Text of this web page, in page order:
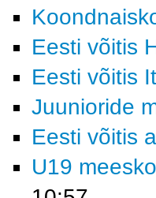
Eesti võitis
Eesti võitis
Juunioride
Eesti võitis
U19